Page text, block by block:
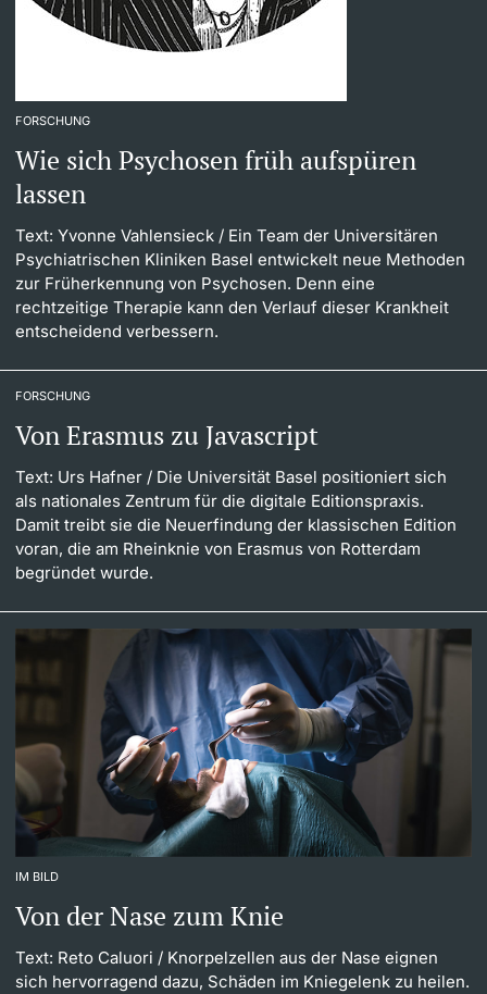
FORSCHUNG
Wie sich Psychosen früh aufspüren
lassen
Text: Yvonne Vahlensieck / Ein Team der Universitären
Psychiatrischen Kliniken Basel entwickelt neue Methoden
zur Früherkennung von Psychosen. Denn eine
rechtzeitige Therapie kann den Verlauf dieser Krankheit
entscheidend verbessern.
FORSCHUNG
Von Erasmus zu Javascript
Text: Urs Hafner / Die Universität Basel positioniert sich
als nationales Zentrum für die digitale Editionspraxis.
Damit treibt sie die Neuerfindung der klassischen Edition
voran, die am Rheinknie von Erasmus von Rotterdam
begründet wurde.
IM BILD
Von der Nase zum Knie
Text: Reto Caluori / Knorpelzellen aus der Nase eignen
sich hervorragend dazu, Schäden im Kniegelenk zu heilen.